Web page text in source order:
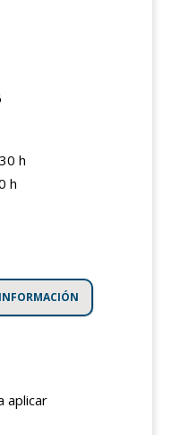
h
h
aplicar